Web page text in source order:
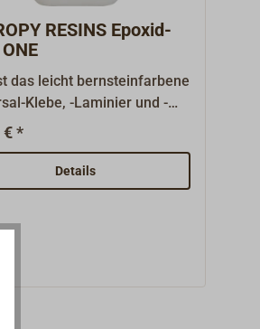
RESINS Epoxid-
das leicht bernsteinfarbene
Klebe, -Laminier und -
von ENTROPY
mit einem hohen Anteil an
Rohstoffen.Hoch
niedrige
2:1. Harz und Härter
jeweils einzeln bestellt
ENTROPY RESINS Harz
€ *
Details